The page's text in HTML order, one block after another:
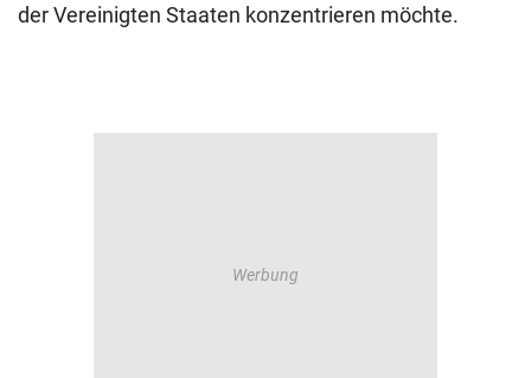
der Vereinigten Staaten konzentrieren möchte.